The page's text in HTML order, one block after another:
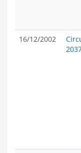
16/12/2002